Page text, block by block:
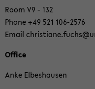
ti­
on
wech­
Room V9 - 132
Phone +49 521 106-​2576
Email
Of­fice
Anke El­be­s­hau­sen